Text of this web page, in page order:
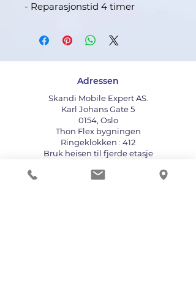
- Reparasjonstid 4 timer
Adressen
Skandi Mobile Expert AS.
Karl Johans Gate 5
0154, Oslo
Thon Flex bygningen
Ringeklokken : 412
Bruk heisen til fjerde etasje
+47 411 11 211